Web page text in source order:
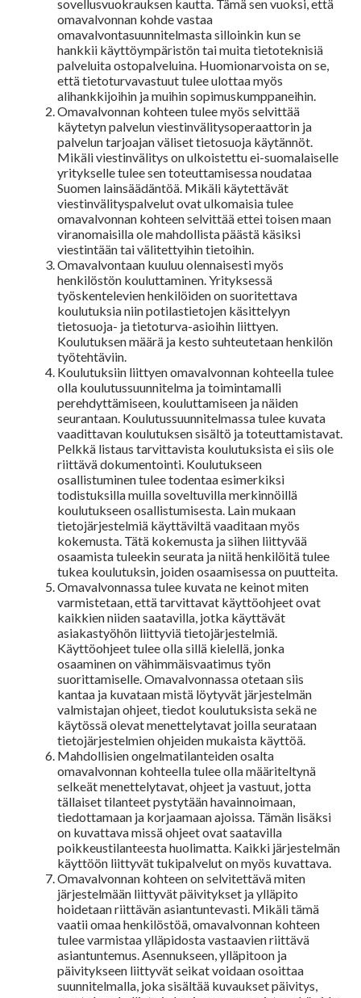
sovellusvuokrauksen kautta. Tämä sen vuoksi, että
omavalvonnan kohde vastaa
omavalvontasuunnitelmasta silloinkin kun se
hankkii käyttöympäristön tai muita tietoteknisiä
palveluita ostopalveluina. Huomionarvoista on se,
että tietoturvavastuut tulee ulottaa myös
alihankkijoihin ja muihin sopimuskumppaneihin.
Omavalvonnan kohteen tulee myös selvittää
käytetyn palvelun viestinvälitysoperaattorin ja
palvelun tarjoajan väliset tietosuoja käytännöt.
Mikäli viestinvälitys on ulkoistettu ei-suomalaiselle
yritykselle tulee sen toteuttamisessa noudataa
Suomen lainsäädäntöä. Mikäli käytettävät
viestinvälityspalvelut ovat ulkomaisia tulee
omavalvonnan kohteen selvittää ettei toisen maan
viranomaisilla ole mahdollista päästä käsiksi
viestintään tai välitettyihin tietoihin.
Omavalvontaan kuuluu olennaisesti myös
henkilöstön kouluttaminen. Yrityksessä
työskentelevien henkilöiden on suoritettava
koulutuksia niin potilastietojen käsittelyyn
tietosuoja- ja tietoturva-asioihin liittyen.
Koulutuksen määrä ja kesto suhteutetaan henkilön
työtehtäviin.
Koulutuksiin liittyen omavalvonnan kohteella tulee
olla koulutussuunnitelma ja toimintamalli
perehdyttämiseen, kouluttamiseen ja näiden
seurantaan. Koulutussuunnitelmassa tulee kuvata
vaadittavan koulutuksen sisältö ja toteuttamistavat.
Pelkkä listaus tarvittavista koulutuksista ei siis ole
riittävä dokumentointi. Koulutukseen
osallistuminen tulee todentaa esimerkiksi
todistuksilla muilla soveltuvilla merkinnöillä
koulutukseen osallistumisesta. Lain mukaan
tietojärjestelmiä käyttäviltä vaaditaan myös
kokemusta. Tätä kokemusta ja siihen liittyvää
osaamista tuleekin seurata ja niitä henkilöitä tulee
tukea koulutuksin, joiden osaamisessa on puutteita.
Omavalvonnassa tulee kuvata ne keinot miten
varmistetaan, että tarvittavat käyttöohjeet ovat
kaikkien niiden saatavilla, jotka käyttävät
asiakastyöhön liittyviä tietojärjestelmiä.
Käyttöohjeet tulee olla sillä kielellä, jonka
osaaminen on vähimmäisvaatimus työn
suorittamiselle. Omavalvonnassa otetaan siis
kantaa ja kuvataan mistä löytyvät järjestelmän
valmistajan ohjeet, tiedot koulutuksista sekä ne
käytössä olevat menettelytavat joilla seurataan
tietojärjestelmien ohjeiden mukaista käyttöä.
Mahdollisien ongelmatilanteiden osalta
omavalvonnan kohteella tulee olla määriteltynä
selkeät menettelytavat, ohjeet ja vastuut, jotta
tällaiset tilanteet pystytään havainnoimaan,
tiedottamaan ja korjaamaan ajoissa. Tämän lisäksi
on kuvattava missä ohjeet ovat saatavilla
poikkeustilanteesta huolimatta. Kaikki järjestelmän
käyttöön liittyvät tukipalvelut on myös kuvattava.
Omavalvonnan kohteen on selvitettävä miten
järjestelmään liittyvät päivitykset ja ylläpito
hoidetaan riittävän asiantuntevasti. Mikäli tämä
vaatii omaa henkilöstöä, omavalvonnan kohteen
tulee varmistaa ylläpidosta vastaavien riittävä
asiantuntemus. Asennukseen, ylläpitoon ja
päivitykseen liittyvät seikat voidaan osoittaa
suunnitelmalla, joka sisältää kuvaukset päivitys,